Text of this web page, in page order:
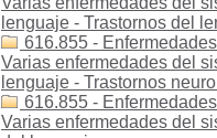
lenguaje - Trastornos del
616.855 -
Varias enfermedades del
lenguaje - Trastornos
616.855 -
Varias enfermedades del